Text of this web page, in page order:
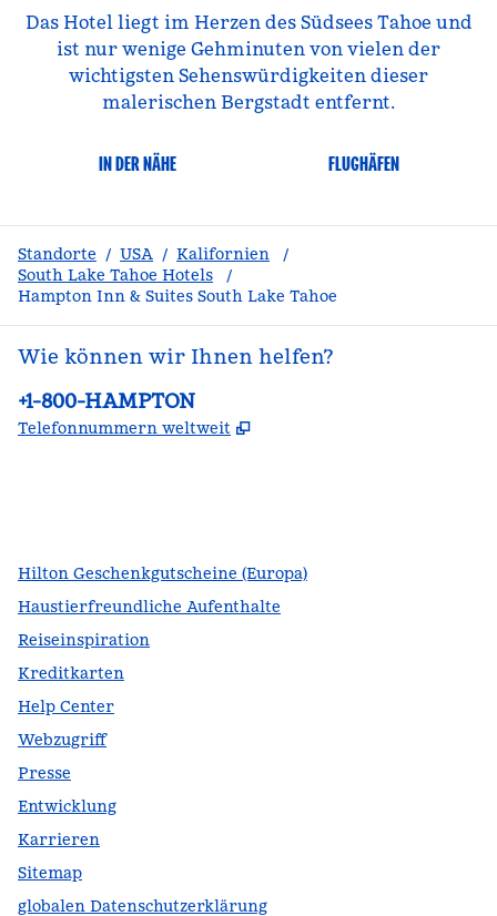
Das Hotel liegt im Herzen des Südsees Tahoe und
ist nur wenige Gehminuten von vielen der
wichtigsten Sehenswürdigkeiten dieser
malerischen Bergstadt entfernt.
IN DER NÄHE FLUGHÄFEN
Standorte / USA / Kalifornien
/
South Lake Tahoe Hotels
/
Hampton Inn & Suites South Lake Tahoe
Wie können wir Ihnen helfen?
Telefon:
+1-800-HAMPTON
Telefonnummern weltweit ,
Hilton Geschenkgutscheine (Europa)
Haustierfreundliche Aufenthalte
Reiseinspiration
Kreditkarten
Help Center
Webzugriff
Presse
Entwicklung
Karrieren
Sitemap
globalen Datenschutzerklärung